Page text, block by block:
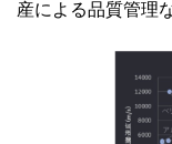
産による品質管理